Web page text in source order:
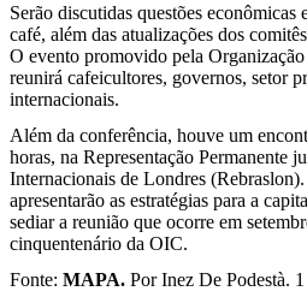
Serão discutidas questões econômicas
café, além das atualizações dos
O evento promovido pela
reunirá cafeicultores, governos, setor
internacionais.
Além da conferência, houve um
horas, na Representação Permanente
Internacionais de Londres
apresentarão as estratégias para a
sediar a reunião que ocorre em
cinquentenário da OIC.
Fonte: MAPA. Por Inez De Podestà.